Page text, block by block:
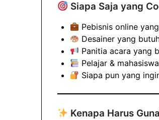
Siapa Saja yang
Pebisnis online
Desainer yang
Panitia acara yang
Pelajar &
Siapa pun yang
Kenapa Harus